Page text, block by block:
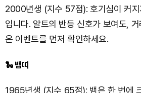
2000년생 (지수 57점): 호기심이 커
입니다. 알트의 반등 신호가 보여도,
은 이벤트를 먼저 확인하세요.
🐍 뱀띠
1965년생 (지수 65점): 뱀은 한 번에